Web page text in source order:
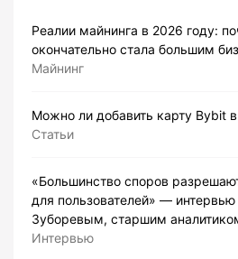
Реалии майнинга в 2026 году:
окончательно стала большим
Майнинг
Можно ли добавить карту Bybit
Статьи
«Большинство споров
для пользователей» — интервью
Зуборевым, старшим
Интервью